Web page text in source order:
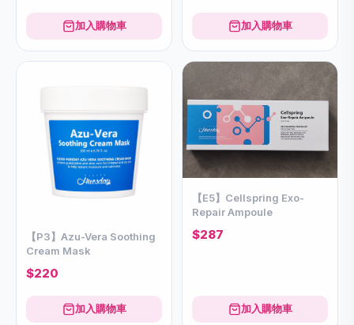
加入購物車 加入購物車
【P3】Azu-Vera Soothing
Cream Mask
$220
加入購物車
【E5】Cellspring Exo-
Repair Ampoule
$287
加入購物車